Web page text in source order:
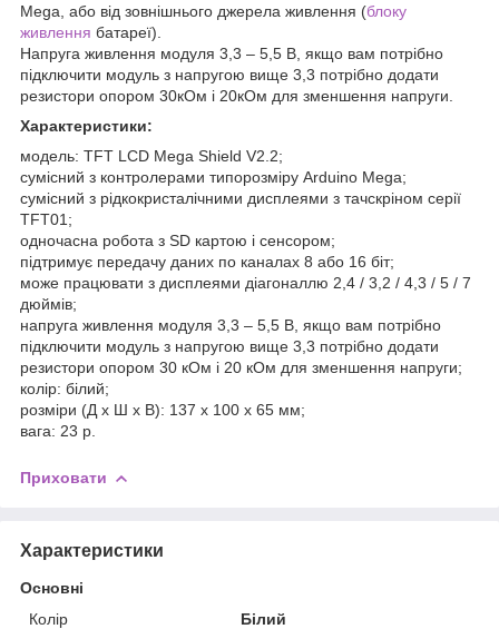
Mega, або від зовнішнього джерела живлення (блоку
живлення батареї).
Напруга живлення модуля 3,3 – 5,5 В, якщо вам потрібно
підключити модуль з напругою вище 3,3 потрібно додати
резистори опором 30кОм і 20кОм для зменшення напруги.
Характеристики:
модель: TFT LCD Mega Shield V2.2;
сумісний з контролерами типорозміру Arduino Mega;
сумісний з рідкокристалічними дисплеями з тачскріном серії
TFT01;
одночасна робота з SD картою і сенсором;
підтримує передачу даних по каналах 8 або 16 біт;
може працювати з дисплеями діагоналлю 2,4 / 3,2 / 4,3 / 5 / 7
дюймів;
напруга живлення модуля 3,3 – 5,5 В, якщо вам потрібно
підключити модуль з напругою вище 3,3 потрібно додати
резистори опором 30 кОм і 20 кОм для зменшення напруги;
колір: білий;
розміри (Д х Ш х В): 137 х 100 х 65 мм;
вага: 23 р.
Приховати
Характеристики
Основні
Колір
Білий